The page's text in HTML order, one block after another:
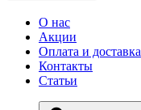
О нас
Акции
Оплата и доставка
Контакты
Статьи